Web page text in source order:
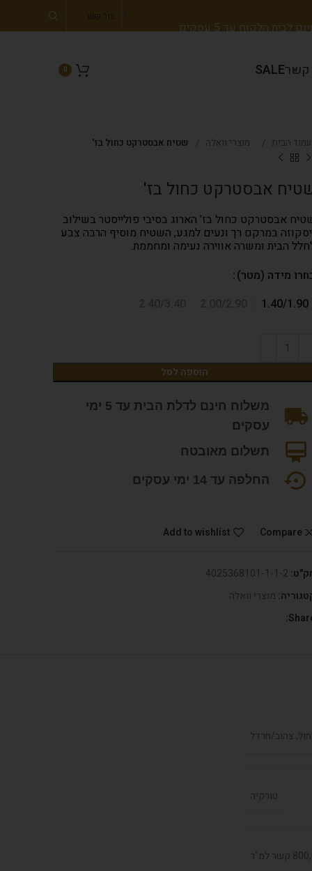
לבית הלקוח עד 5 עסקים
צור קשר
קשרSALE
0
עמוד הבית מוצרי וואלה שטיח אבסטרקט כחול בז'
אבסטרקט כחול בז'
אבסטרקט כחול בז' הארוג בסיבי פולייסטר בשילוב
במרקם רך ונעים למגע, השטיח מוסיף הרבה צבע
הבית ומשרה אווירה נעימה ומחממת.
מידה (מטר)
1.40/1.90
הוספה לסל
משלוח חינם לדלת הבית עד 5 ימי
עסקים
תשלום מאובטח
החלפה עד 14 ימי עסקים
Compare
Add to wishlist
4025368101-1-1-2
מוצרי וואלה
צהוב/חרדל
טורקיה
למ"ר